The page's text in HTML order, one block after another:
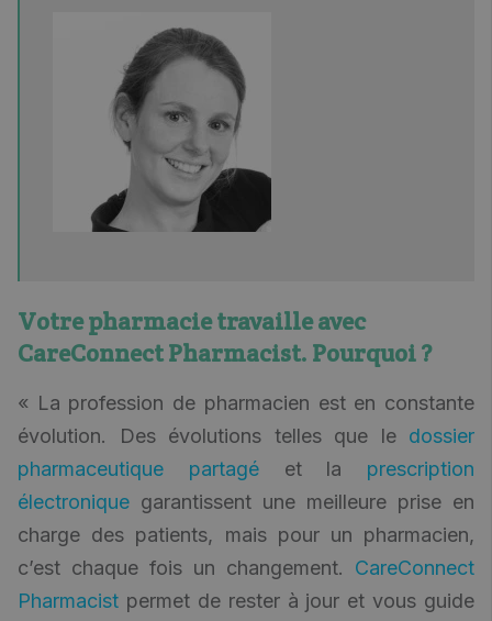
Votre pharmacie travaille avec
CareConnect Pharmacist. Pourquoi ?
« La profession de pharmacien est en constante
évolution. Des évolutions telles que le dossier
pharmaceutique partagé et la prescription
électronique garantissent une meilleure prise en
charge des patients, mais pour un pharmacien,
c’est chaque fois un changement. CareConnect
Pharmacist permet de rester à jour et vous guide